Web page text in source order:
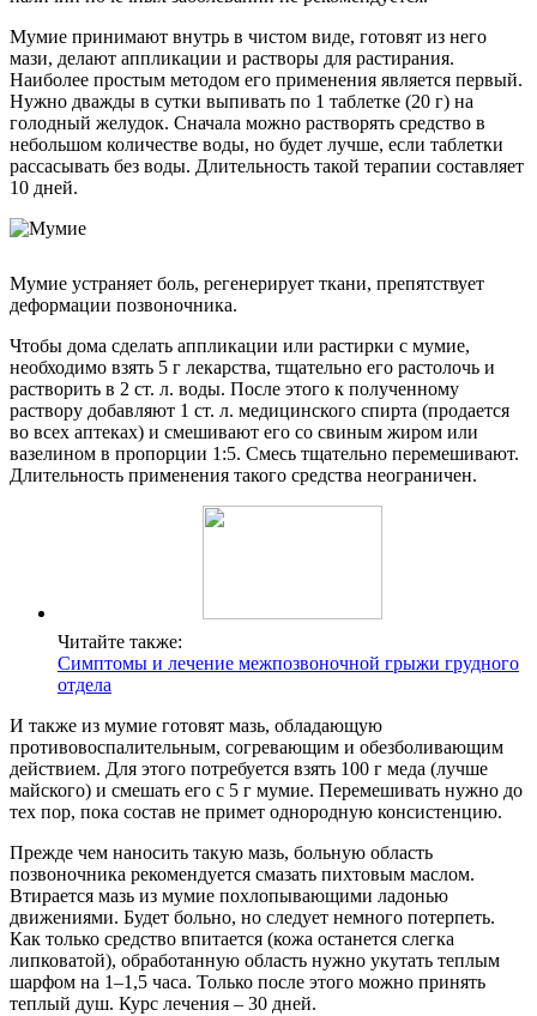
Мумие принимают внутрь в чистом виде, готовят из него
мази, делают аппликации и растворы для растирания.
Наиболее простым методом его применения является первый.
Нужно дважды в сутки выпивать по 1 таблетке (20 г) на
голодный желудок. Сначала можно растворять средство в
небольшом количестве воды, но будет лучше, если таблетки
рассасывать без воды. Длительность такой терапии составляет
10 дней.
Мумие устраняет боль, регенерирует ткани, препятствует
деформации позвоночника.
Чтобы дома сделать аппликации или растирки с мумие,
необходимо взять 5 г лекарства, тщательно его растолочь и
растворить в 2 ст. л. воды. После этого к полученному
раствору добавляют 1 ст. л. медицинского спирта (продается
во всех аптеках) и смешивают его со свиным жиром или
вазелином в пропорции 1:5. Смесь тщательно перемешивают.
Длительность применения такого средства неограничен.
Читайте также:
Симптомы и лечение межпозвоночной грыжи грудного
отдела
И также из мумие готовят мазь, обладающую
противовоспалительным, согревающим и обезболивающим
действием. Для этого потребуется взять 100 г меда (лучше
майского) и смешать его с 5 г мумие. Перемешивать нужно до
тех пор, пока состав не примет однородную консистенцию.
Прежде чем наносить такую мазь, больную область
позвоночника рекомендуется смазать пихтовым маслом.
Втирается мазь из мумие похлопывающими ладонью
движениями. Будет больно, но следует немного потерпеть.
Как только средство впитается (кожа останется слегка
липковатой), обработанную область нужно укутать теплым
шарфом на 1–1,5 часа. Только после этого можно принять
теплый душ. Курс лечения – 30 дней.